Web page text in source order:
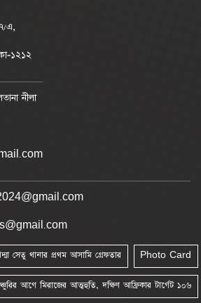
এ,
১২১২
নীলা
Photo Card
সেতু থানার প্রথম আসামি গ্রেফতার
আগে মিরাজের আত্মহুতি, দক্ষিণ আফ্রিকার টার্গেট ১০৬